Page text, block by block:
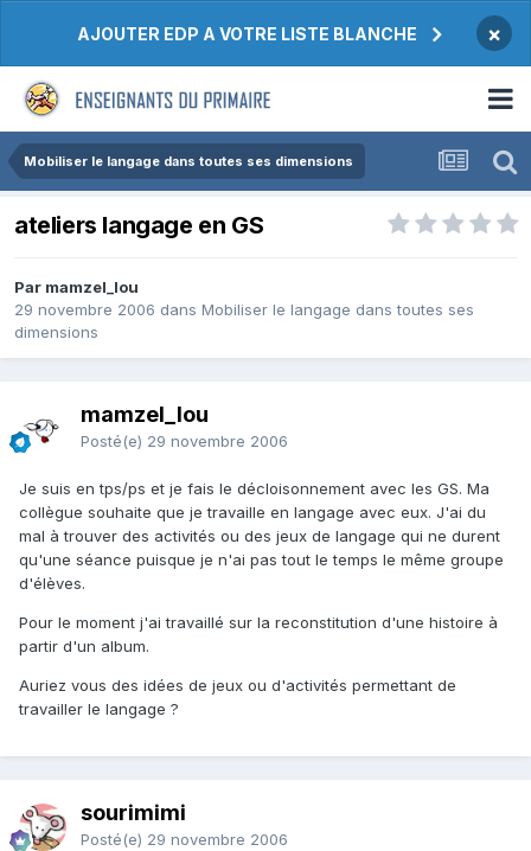
AJOUTER EDP A VOTRE LISTE BLANCHE ×
Mobiliser le langage dans toutes ses dimensions
ateliers langage en GS
Par mamzel_lou
29 novembre 2006 dans Mobiliser le langage dans toutes ses
dimensions
mamzel_lou
Posté(e) 29 novembre 2006
Je suis en tps/ps et je fais le décloisonnement avec les GS. Ma
collègue souhaite que je travaille en langage avec eux. J'ai du
mal à trouver des activités ou des jeux de langage qui ne durent
qu'une séance puisque je n'ai pas tout le temps le même groupe
d'élèves.
Pour le moment j'ai travaillé sur la reconstitution d'une histoire à
partir d'un album.
Auriez vous des idées de jeux ou d'activités permettant de
travailler le langage ?
sourimimi
Posté(e) 29 novembre 2006